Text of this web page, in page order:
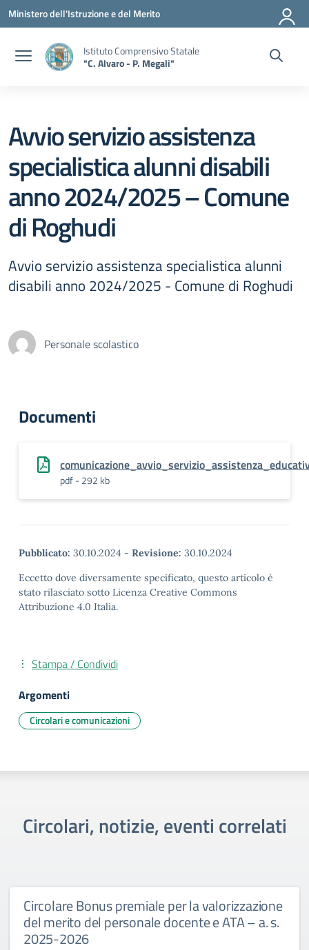
Vai ai contenuti
Vai al menu di navigazione
Vai al footer
Ministero dell'Istruzione e del Merito
Istituto Comprensivo Statale
"C. Alvaro - P. Megali"
Avvio servizio assistenza
specialistica alunni disabili
anno 2024/2025 – Comune
di Roghudi
Avvio servizio assistenza specialistica alunni
disabili anno 2024/2025 - Comune di Roghudi
Personale scolastico
Documenti
pdf - 292 kb
Pubblicato: 30.10.2024 - Revisione: 30.10.2024
Eccetto dove diversamente specificato, questo articolo è
stato rilasciato sotto Licenza Creative Commons
Attribuzione 4.0 Italia.
Stampa / Condividi
Argomenti
Circolari e comunicazioni
Circolari, notizie, eventi correlati
Circolare Bonus premiale per la valorizzazione
del merito del personale docente e ATA – a. s.
2025-2026